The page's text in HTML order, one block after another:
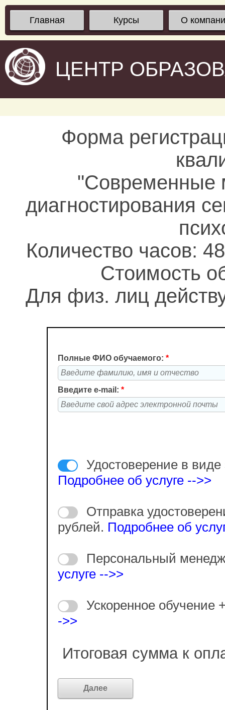
Главная Курсы О
ЦЕНТР
Форма
"Современные
диагностирования
Количество часов:
Стоимость
Для физ. лиц
Полные ФИО обучаемого: *
Введите e-mail: *
Удостоверение в виде
Подробнее об услуге -->>
Отправка
рублей. Подробнее об
Персональный
услуге -->>
Ускоренное обучение
->>
Итоговая сумма к